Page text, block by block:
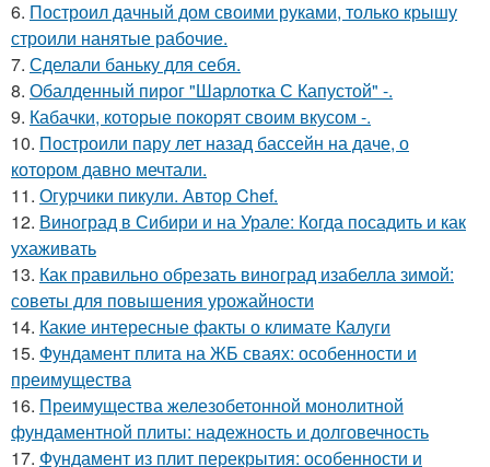
6. Построил дачный дом своими руками, только крышу
строили нанятые рабочие.
7. Сделали баньку для себя.
8. Обалденный пирог "Шарлотка С Капустой" -.
9. Кабачки, которые покорят своим вкусом -.
10. Построили пару лет назад бассейн на даче, о
котором давно мечтали.
11. Огурчики пикули. Автор Chef.
12. Виноград в Сибири и на Урале: Когда посадить и как
ухаживать
13. Как правильно обрезать виноград изабелла зимой:
советы для повышения урожайности
14. Какие интересные факты о климате Калуги
15. Фундамент плита на ЖБ сваях: особенности и
преимущества
16. Преимущества железобетонной монолитной
фундаментной плиты: надежность и долговечность
17. Фундамент из плит перекрытия: особенности и